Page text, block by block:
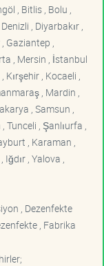
, Bitlis , Bolu ,
, Diyarbakır ,
Gaziantep ,
, Mersin , İstanbul
, Kocaeli ,
, Mardin ,
, Samsun ,
, Şanlıurfa ,
, Karaman ,
, Yalova ,
, Dezenfekte
, Fabrika